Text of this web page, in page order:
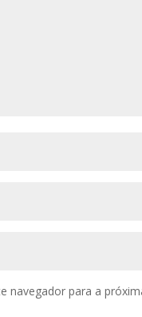
navegador para a